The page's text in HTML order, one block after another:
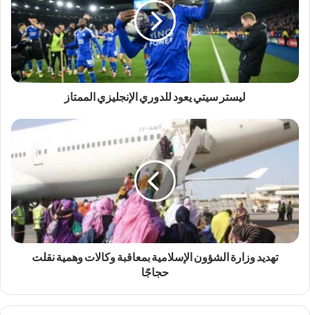
ليستر سيتي يعود للدوري الإنجليزي الممتاز
تهديد وزارة الشؤون الإسلامية بمعاقبة وكالات وهمية نقلت
حجاجًا